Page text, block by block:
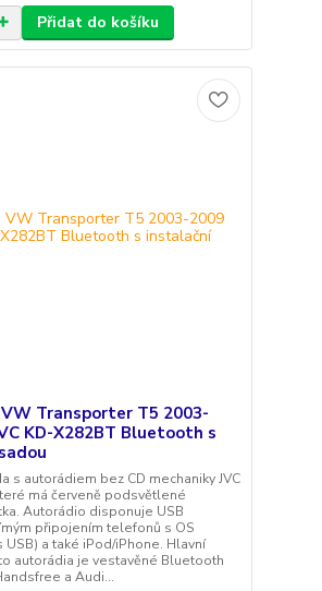
Přidat do košíku
Transporter T5 2003-
KD-X282BT Bluetooth s
s autorádiem bez CD mechaniky JVC
má červeně podsvětlené
Autorádio disponuje USB
připojením telefonů s OS
a také iPod/iPhone. Hlavní
autorádia je vestavěné Bluetooth
a Audi...